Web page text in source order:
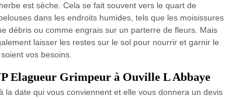
est sèche. Cela se fait souvent vers le quart de
dans les endroits humides, tels que les moisissures
débris ou comme engrais sur un parterre de fleurs. Mais
laisser les restes sur le sol pour nourrir et garnir le
vos besoins.
Elagueur Grimpeur à Ouville L Abbaye
date qui vous conviennent et elle vous donnera un devis